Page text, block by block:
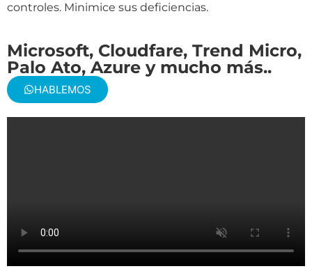
controles. Minimice sus deficiencias.
Microsoft, Cloudfare, Trend Micro,
Palo Ato, Azure y mucho más..
HABLEMOS